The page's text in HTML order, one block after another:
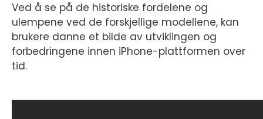
Ved å se på de historiske fordelene og
ulempene ved de forskjellige modellene, kan
brukere danne et bilde av utviklingen og
forbedringene innen iPhone-plattformen over
tid.